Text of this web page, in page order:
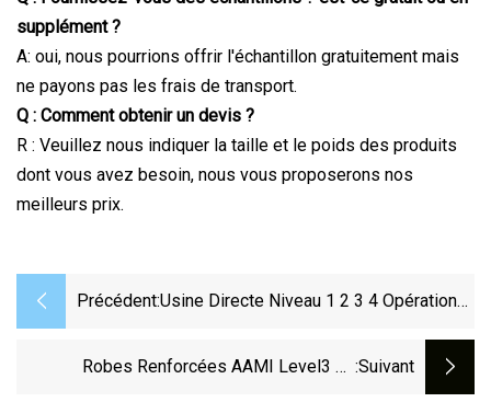
supplément ?
A: oui, nous pourrions offrir l'échantillon gratuitement mais
ne payons pas les frais de transport.
Q : Comment obtenir un devis ?
R : Veuillez nous indiquer la taille et le poids des produits
dont vous avez besoin, nous vous proposerons nos
meilleurs prix.
Précédent:Usine Directe Niveau 1 2 3 4 Opération
Protection Jetable Non Tissé PP PE
CPE Isolation Renforcée Stérile SMS
Robes Renforcées AAMI Level3 Eo :suivant